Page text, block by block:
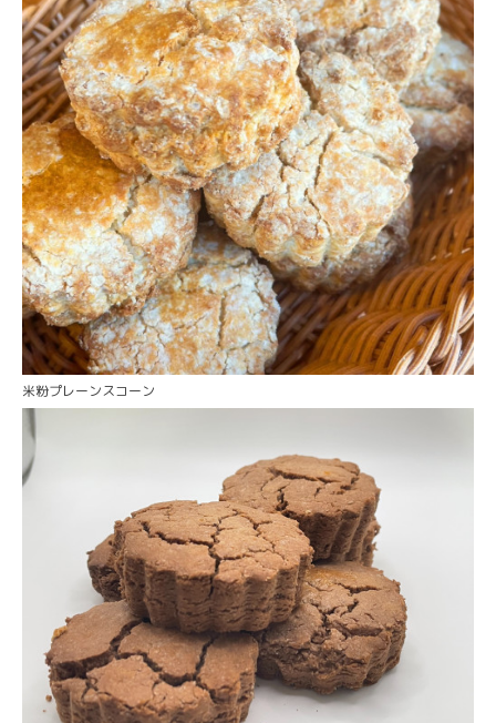
米粉プレーンスコーン